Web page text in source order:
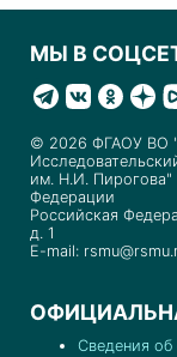
МЫ В
© 2026 ФГАОУ ВО
им. Н.И. Пирогова"
Федерации
Российская
д. 1
E-mail:
Сведения об